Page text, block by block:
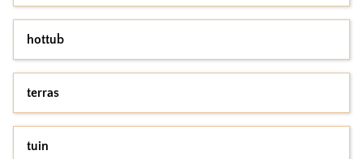
hottub
terras
tuin